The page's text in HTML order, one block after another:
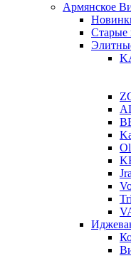
Армянское
Старые